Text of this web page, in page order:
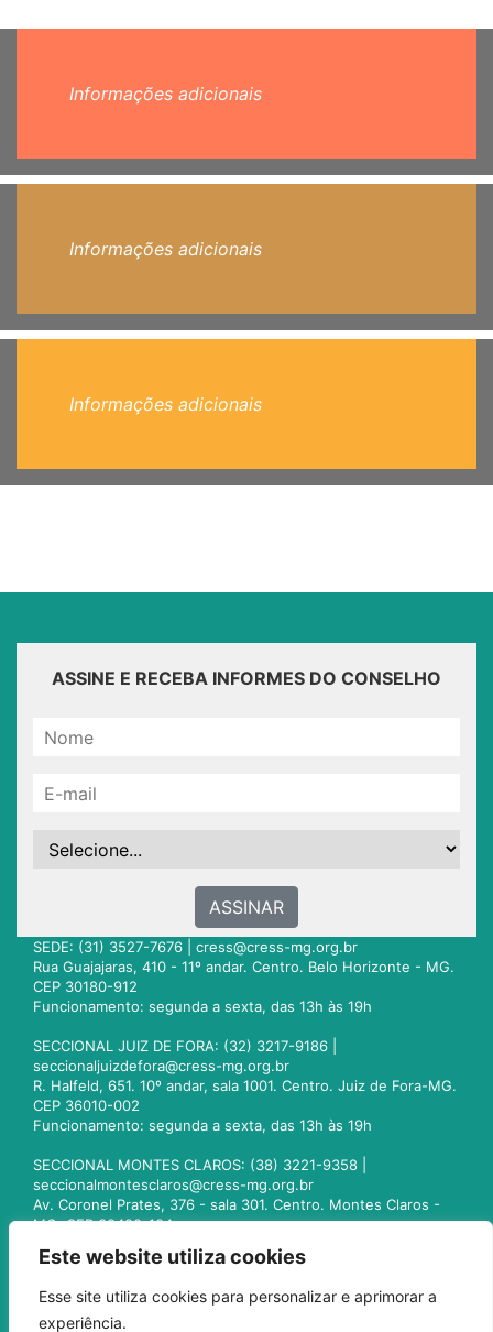
Este website utiliza cookies
Esse site utiliza cookies para personalizar e aprimorar a
experiência.
Informações adicionais
Informações adicionais
Informações adicionais
ASSINE E RECEBA INFORMES DO CONSELHO
ASSINAR
SEDE: (31) 3527-7676 | cress@cress-mg.org.br
Rua Guajajaras, 410 - 11º andar. Centro. Belo Horizonte - MG.
CEP 30180-912
Funcionamento: segunda a sexta, das 13h às 19h
SECCIONAL JUIZ DE FORA: (32) 3217-9186 |
seccionaljuizdefora@cress-mg.org.br
R. Halfeld, 651. 10º andar, sala 1001. Centro. Juiz de Fora-MG.
CEP 36010-002
Funcionamento: segunda a sexta, das 13h às 19h
SECCIONAL MONTES CLAROS: (38) 3221-9358 |
seccionalmontesclaros@cress-mg.org.br
Av. Coronel Prates, 376 - sala 301. Centro. Montes Claros -
MG. CEP 39400-104
seccionaluberlandia@cress-mg.org.br
Av. Afonso Pena, 547 - sala 101. Uberlândia - MG. CEP